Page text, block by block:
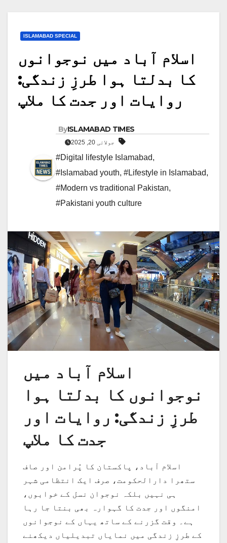
ISLAMABAD SPECIAL
اسلام آباد میں نوجوانوں
کا بدلتا ہوا طرزِ زندگی:
روایات اور جدت کا ملاپ
ByISLAMABAD TIMES
جولائی 20, 2025
#Digital lifestyle Islamabad,
#Islamabad youth, #Lifestyle in Islamabad,
#Modern vs traditional Pakistan,
#Pakistani youth culture
اسلام آباد میں
نوجوانوں کا بدلتا ہوا
طرزِ زندگی: روایات اور
جدت کا ملاپ
اسلام آباد، پاکستان کا پُرامن اور صاف
ستھرا دارالحکومت، صرف ایک انتظامی شہر
ہی نہیں بلکہ نوجوان نسل کے خوابوں،
امنگوں اور جدت کا گہوارہ بھی بنتا جا رہا
ہے۔ وقت گزرنے کے ساتھ یہاں کے نوجوانوں
کے طرزِ زندگی میں نمایاں تبدیلیاں دیکھنے